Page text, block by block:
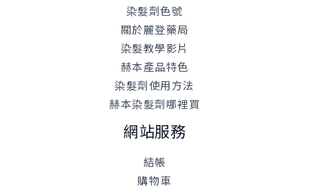
染髮劑色號
關於麗登藥局
染髮教學影片
赫本產品特色
染髮劑使用方法
赫本染髮劑哪裡買
網站服務
結帳
購物車